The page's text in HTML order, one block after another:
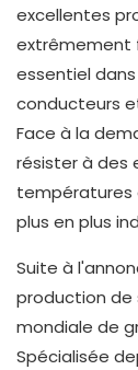
excellentes
extrêmement
essentiel
conducteurs
Face à la
résister à des
températures
plus en plus
Suite à
production de
mondiale de
Spécialisée